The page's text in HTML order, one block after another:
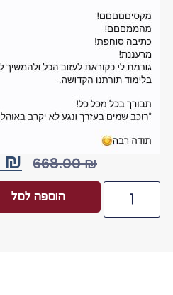
668.00₪
₪
הוספה לסל